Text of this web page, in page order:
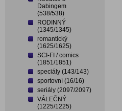
Dabingem
(538/538)
RODINNÝ
(1345/1345)
romantický
(1625/1625)
SCI-FI / comics
(1851/1851)
speciály (143/143)
sportovní (16/16)
seriály (2097/2097)
VÁLEČNÝ
(1225/1225)